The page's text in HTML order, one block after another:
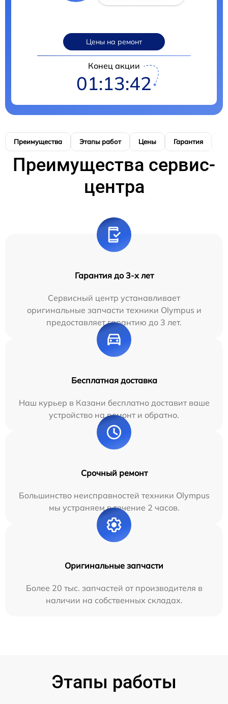
Цены на ремонт
Конец акции
01:13:41
Преимущества Этапы работ Цены Гарантия
Преимущества сервис-
центра
Гарантия до 3-х лет
Сервисный центр устанавливает
оригинальные запчасти техники Olympus и
предоставляет гарантию до 3 лет.
Бесплатная доставка
Наш курьер в Казани бесплатно доставит ваше
устройство на ремонт и обратно.
Срочный ремонт
Большинство неисправностей техники Olympus
мы устраняем в течение 2 часов.
Оригинальные запчасти
Более 20 тыс. запчастей от производителя в
наличии на собственных складах.
Этапы работы